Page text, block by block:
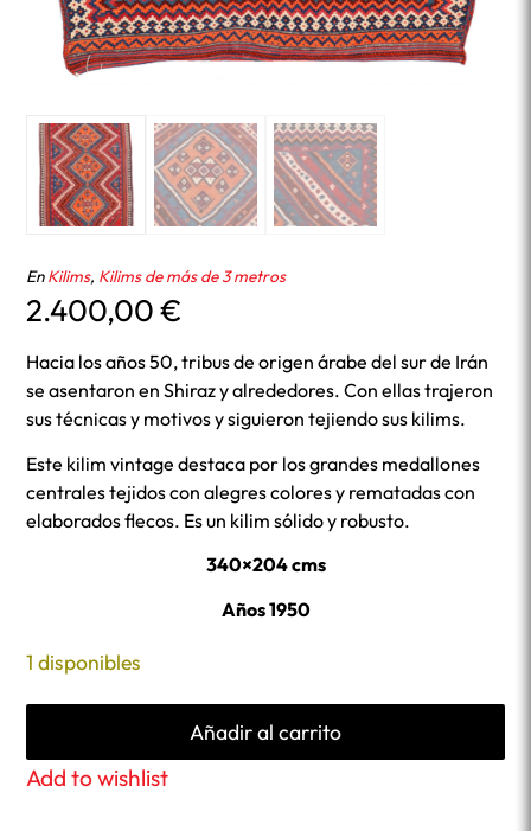
EnKilims, Kilims de más de 3 metros
2.400,00€
Hacia los años 50, tribus de origen árabe del sur de Irán
se asentaron en Shiraz y alrededores. Con ellas trajeron
sus técnicas y motivos y siguieron tejiendo sus kilims.
Este kilim vintage destaca por los grandes medallones
centrales tejidos con alegres colores y rematadas con
elaborados flecos. Es un kilim sólido y robusto.
340×204 cms
Años 1950
1 disponibles
Añadir al carrito
Add to wishlist